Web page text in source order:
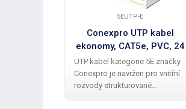
5EUTP-E
Conexpro UTP kabel
ekonomy, CAT5e, PVC, 24
AWG, 305m, šedý
UTP kabel kategorie 5E značky
Conexpro je navržen pro vnitřní
rozvody strukturované